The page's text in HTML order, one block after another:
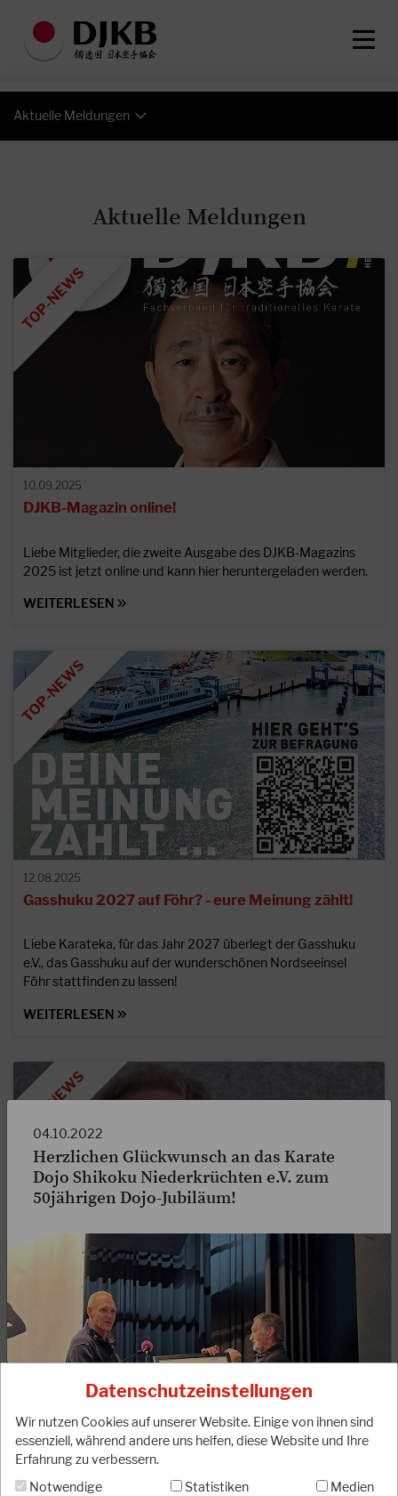
Datenschutzeinstellungen
Wir nutzen Cookies auf unserer Website. Einige von ihnen sind
essenziell, während andere uns helfen, diese Website und Ihre
Erfahrung zu verbessern.
Notwendige
Statistiken Medien
Aktuelle Meldungen
Aktuelle Meldungen
10.09.2025
DJKB-Magazin online!
Liebe Mitglieder, die zweite Ausgabe des DJKB-Magazins
2025 ist jetzt online und kann hier heruntergeladen werden.
WEITERLESEN
12.08.2025
Gasshuku 2027 auf Föhr? - eure Meinung zählt!
Liebe Karateka, für das Jahr 2027 überlegt der Gasshuku
e.V., das Gasshuku auf der wunderschönen Nordseeinsel
Föhr stattfinden zu lassen!
WEITERLESEN
05.08.2025
Herzlichen Glückwunsch zum 50jährigen
Karatejubiläum an Thomas Setzer!
Im Juni 2025 blickte Thomas Setzer auf 50 Jahre gelebten
König und führte ihn über verschiedene…
WEITERLESEN
04.10.2022
Herzlichen Glückwunsch an das Karate
Dojo Shikoku Niederkrüchten e.V. zum
50jährigen Dojo-Jubiläum!